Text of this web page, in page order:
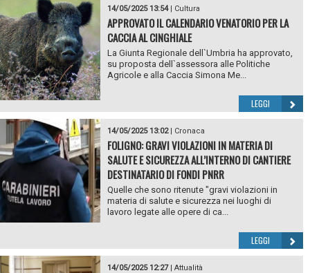
14/05/2025 13:54| Cultura
APPROVATO IL CALENDARIO VENATORIO PER LA
CACCIA AL CINGHIALE
La Giunta Regionale dell`Umbria ha approvato,
su proposta dell`assessora alle Politiche
Agricole e alla Caccia Simona Me...
LEGGI
14/05/2025 13:02| Cronaca
FOLIGNO: GRAVI VIOLAZIONI IN MATERIA DI
SALUTE E SICUREZZA ALL’INTERNO DI CANTIERE
DESTINATARIO DI FONDI PNRR
Quelle che sono ritenute "gravi violazioni in
materia di salute e sicurezza nei luoghi di
lavoro legate alle opere di ca...
LEGGI
14/05/2025 12:27| Attualità